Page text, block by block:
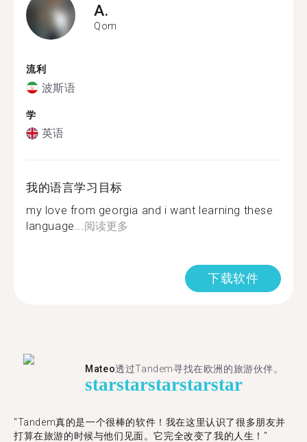
A.
Qom
流利
波斯语
学
英语
我的语言学习目标
my love from georgia and i want learning these
language...阅读更多
下载软件
Mateo透过Tandem寻找在欧洲的旅游伙伴。
starstarstarstarstar
"Tandem真的是一个很棒的软件！我在这里认识了很多朋友并
打算在旅游的时候与他们见面。它完全改变了我的人生！"